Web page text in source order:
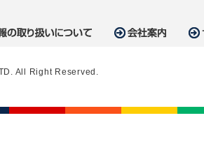
All Right Reserved.